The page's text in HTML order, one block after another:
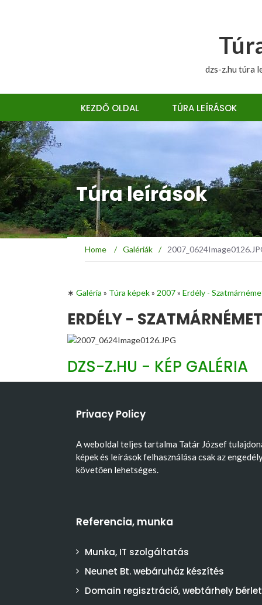
dzs-z.hu túra
KEZDŐ OLDAL TÚRA LEÍRÁSOK
Túra leírások
Home / Galériák /
∗ Galéria » Túra képek» 2007» Erdély -
ERDÉLY -
DZS-Z.HU - KÉP GALÉRIA
Privacy Policy
A weboldal teljes tartalma Tatár József
képek és leírások felhasználása csak az
követően lehetséges.
Referencia, munka
Munka, IT szolgáltatás
Neunet Bt. webáruház készítés
Domain regisztráció, webtárhely bérlet